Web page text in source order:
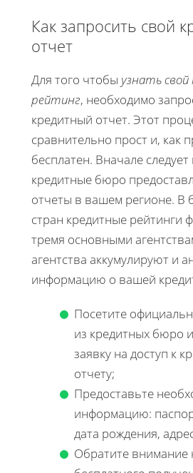
Как запросить свой
отчет
Для того чтобы узнать
рейтинг, необходимо
кредитный отчет. Этот
сравнительно прост и, как
бесплатен. Вначале
кредитные бюро
отчеты в вашем регионе. В
стран кредитные рейтинги
тремя основными
агентства аккумулируют и
информацию о вашей
Посетите
из кредитных бюро
заявку на доступ к
отчету;
Предоставьте
информацию:
дата рождения,
Обратите внимание